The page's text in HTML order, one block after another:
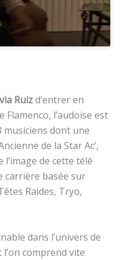
Ruizd’entrer en
l’audoise est
musiciens dont une
de la Star Ac’,
l’image de cette télé
carrière basée sur
Raides, Tryo,
dans l’univers de
comprend vite